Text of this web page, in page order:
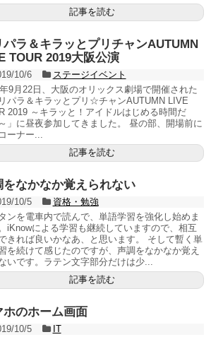
記事を読む
パラ＆キラッとプリチャンAUTUMN
TOUR 2019大阪公演
10/6
ステージイベント
9月22日、大阪のオリックス劇場で開催された
リパラ＆キラッとプリ☆チャンAUTUMN LIVE
2019 ～キラッと！アイドルはじめる時間だ
」に昼夜参加してきました。 昼の部、開場前に
ーナー...
記事を読む
をなかなか覚えられない
10/5
資格・勉強
ンを電車内で読んで、単語学習を強化し始めま
iKnowによる学習も継続していますので、相互
きれば良いかなあ、と思います。 そして暫く単
を続けて感じたのですが、声調をなかなか覚え
いです。ラテン文字部分だけは少...
記事を読む
ホのホーム画面
10/5
IT